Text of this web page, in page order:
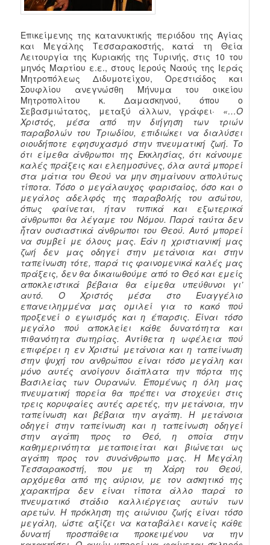
Επικείμενης της κατανυκτικής περιόδου της Αγίας
και Μεγάλης Τεσσαρακοστής, κατά τη Θεία
Λειτουργία της Κυριακής της Τυρινής, στις 10 του
μηνός Μαρτίου ε.ε., στους Ιερούς Ναούς της Ιεράς
Μητροπόλεως Διδυμοτείχου, Ορεστιάδος και
Σουφλίου ανεγνώσθη Μήνυμα του οικείου
Μητροπολίτου κ. Δαμασκηνού, όπου ο
Σεβασμιώτατος, μεταξύ άλλων, γράφει· «…Ο
Χριστός, μέσα από την διήγηση των τριών
παραβολών του Τριωδίου, επιδιώκει να διαλύσει
οιουδήποτε εφησυχασμό στην πνευματική ζωή. Το
ότι είμεθα άνθρωποι της Εκκλησίας, ότι κάνουμε
καλές πράξεις και ελεημοσύνες, όλα αυτά μπορεί
στα μάτια του Θεού να μην σημαίνουν απολύτως
τίποτα. Τόσο ο μεγάλαυχος φαρισαίος, όσο και ο
μεγάλος αδελφός της παραβολής του ασώτου,
όπως φαίνεται, ήταν τυπικά και εξωτερικά
άνθρωποι θα λέγαμε του Νόμου. Παρά ταύτα δεν
ἦταν ουσιαστικά άνθρωποι του Θεού. Αυτό μπορεί
να συμβεί με όλους μας. Εάν η χριστιανική μας
ζωή δεν μας οδηγεί στην μετάνοια και στην
ταπείνωση τότε, παρά τις φαινομενικά καλές μας
πράξεις, δεν θα δικαιωθούμε από το Θεό και εμείς
αποκλειστικά βέβαια θα είμεθα υπεύθυνοι γι’
αυτό. Ο Χριστός μέσα στο Ευαγγέλιο
επανειλημμένα μας ομιλεί για το κακό πού
προξενεί ο εγωισμός και η έπαρσις. Είναι τόσο
μεγάλο πού αποκλείει κάθε δυνατότητα και
πιθανότητα σωτηρίας. Αντίθετα η ωφέλεια πού
επιφέρει η εν Χριστώ μετάνοια και η ταπείνωση
στην ψυχή του ανθρώπου είναι τόσο μεγάλη και
μόνο αυτές ανοίγουν διάπλατα την πόρτα της
Βασιλείας των Ουρανών. Επομένως η όλη μας
πνευματική πορεία θα πρέπει να στοχεύει στις
τρεις κορυφαίες αυτές αρετές, την μετάνοια, την
ταπείνωση και βέβαια την αγάπη. Η μετάνοια
οδηγεί στην ταπείνωση και η ταπείνωση οδηγεί
στην αγάπη προς το Θεό, η οποία στην
καθημερινότητα μεταποιείται και βιώνεται ως
αγάπη προς τον συνάνθρωπο μας. Η Μεγάλη
Τεσσαρακοστή, που με τη Χάρη του Θεού,
αρχόμεθα από της αύριον, με τον ασκητικό της
χαρακτήρα δεν είναι τίποτα άλλο παρά το
πνευματικό στάδιο καλλιέργειας αυτών των
αρετών. Η πρόκληση της αιώνιου ζωής είναι τόσο
μεγάλη, ώστε αξίζει να καταβάλει κανείς κάθε
δυνατή προσπάθεια προκειμένου να την